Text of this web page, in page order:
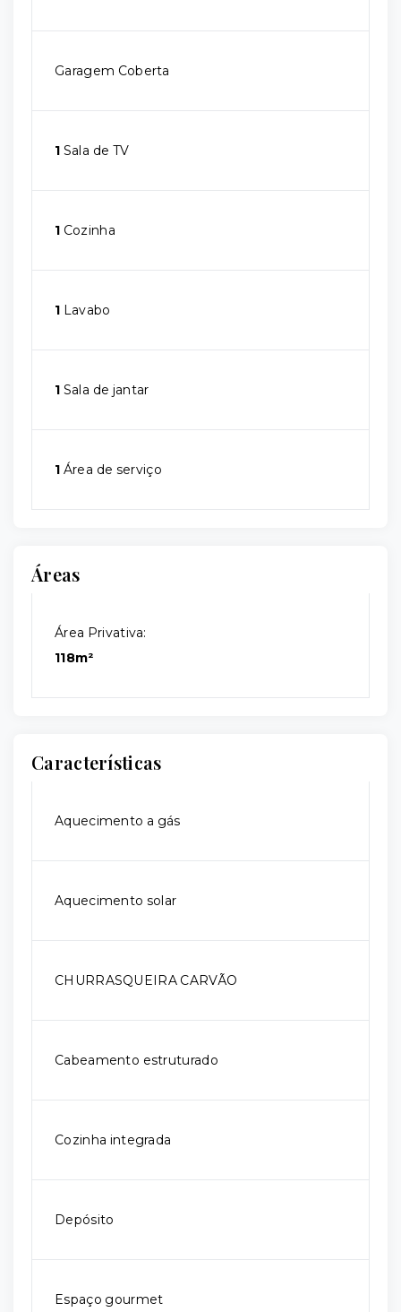
Garagem Coberta
1 Sala de TV
1 Cozinha
1 Lavabo
1 Sala de jantar
1 Área de serviço
Áreas
Área Privativa:
118m²
Características
Aquecimento a gás
Aquecimento solar
CHURRASQUEIRA CARVÃO
Cabeamento estruturado
Cozinha integrada
Depósito
Espaço gourmet